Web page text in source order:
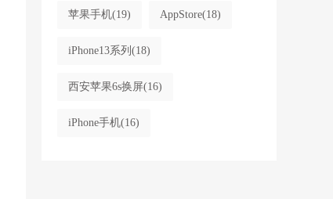
苹果手机(19) AppStore(18)
iPhone13系列 (18)
西安苹果6s换屏(16)
iPhone手机(16)